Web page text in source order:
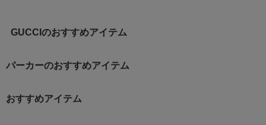
GUCCIのおすすめアイテム
パーカーのおすすめアイテム
おすすめアイテム